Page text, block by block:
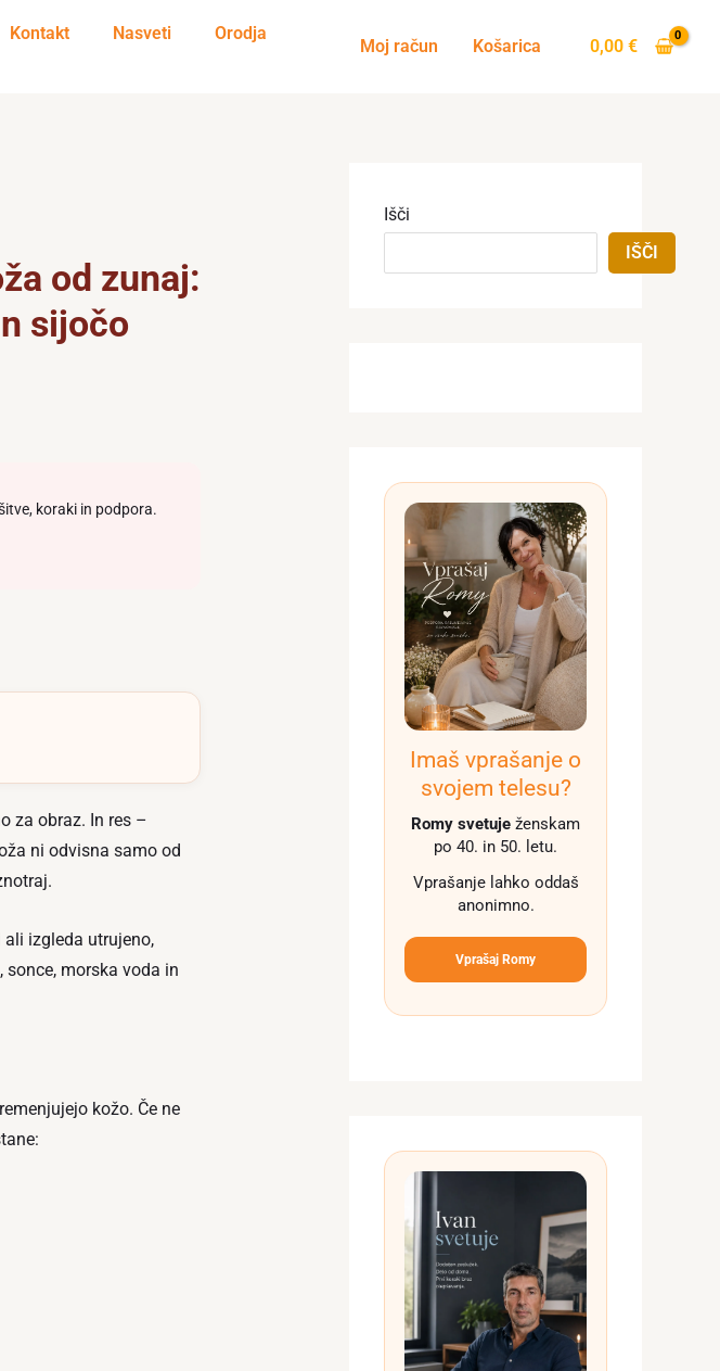
Kontakt Nasveti
Orodja
Moj račun Košarica 0,00 €
od zunaj:
sijočo
koraki in podpora.
za obraz. In res –
ni odvisna samo od
izgleda utrujeno,
morska voda in
kožo. Če ne
Išči
IŠČI
Imaš vprašanje o
svojem telesu?
Romy svetuje ženskam
po 40. in 50. letu.
Vprašanje lahko oddaš
anonimno.
Vprašaj Romy